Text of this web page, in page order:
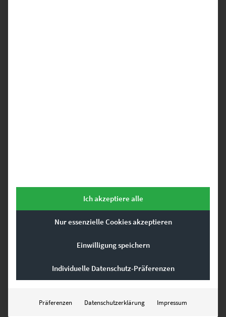
Dein Mercedes Wandbild. Hier findest Du hochwertige Fotografien,
online bestellt werden können – z.B. als Leinwand auf Keilrahmen,
Ich akzeptiere alle
Nur essenzielle Cookies akzeptieren
Einwilligung speichern
Individuelle Datenschutz-Präferenzen
Präferenzen Datenschutzerklärung Impressum